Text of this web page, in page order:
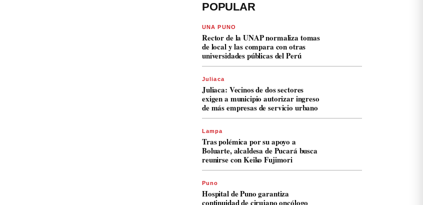
POPULAR
UNA PUNO
Rector de la UNAP normaliza tomas
de local y las compara con otras
universidades públicas del Perú
Juliaca
Juliaca: Vecinos de dos sectores
exigen a municipio autorizar ingreso
de más empresas de servicio urbano
Lampa
Tras polémica por su apoyo a
Boluarte, alcaldesa de Pucará busca
reunirse con Keiko Fujimori
Puno
Hospital de Puno garantiza
continuidad de cirujano oncólogo